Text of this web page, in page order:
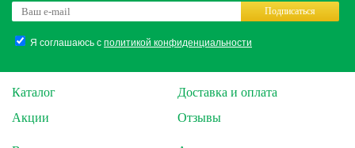
Я соглашаюсь сполитикой конфиденциальности
Подписаться
Каталог
Акции
Доставка и оплата
Отзывы